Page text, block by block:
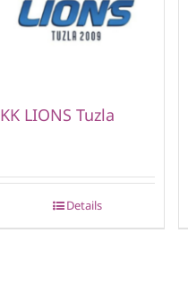
KK LIONS Tuzla
Details